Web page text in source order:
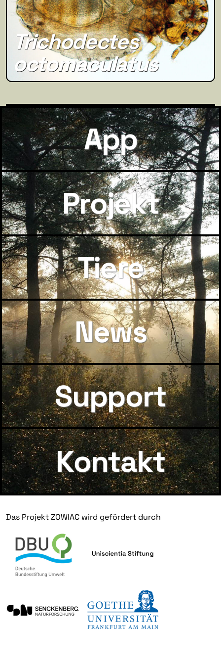
Trichodectes
octomaculatus
App
Projekt
Tiere
News
Support
Kontakt
Das Projekt ZOWIAC wird gefördert durch